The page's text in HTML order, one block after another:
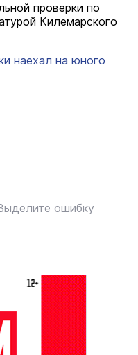
проверки по
Килемарского
наехал на юного
ошибку